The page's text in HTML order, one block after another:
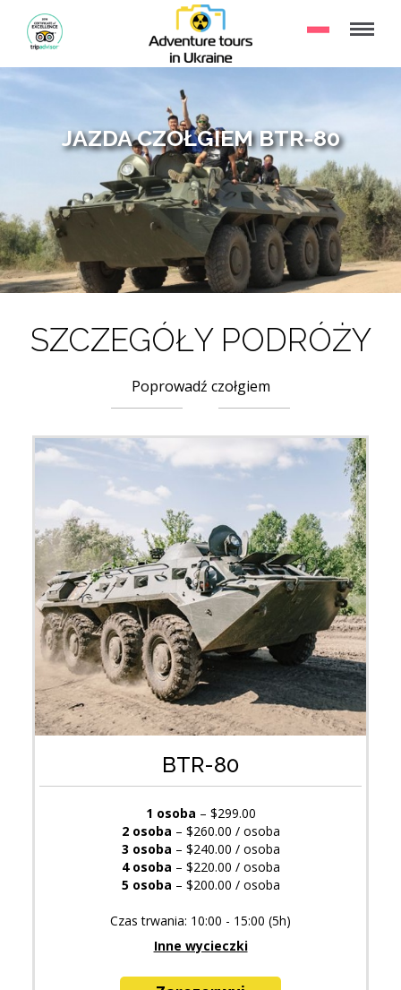
JAZDA CZOŁGIEM BTR-80
SZCZEGÓŁY PODRÓŻY
Poprowadź czołgiem
BTR-80
1 osoba – $299.00
2 osoba – $260.00 / osoba
3 osoba – $240.00 / osoba
4 osoba – $220.00 / osoba
5 osoba – $200.00 / osoba
Czas trwania: 10:00 - 15:00 (5h)
Inne wycieczki